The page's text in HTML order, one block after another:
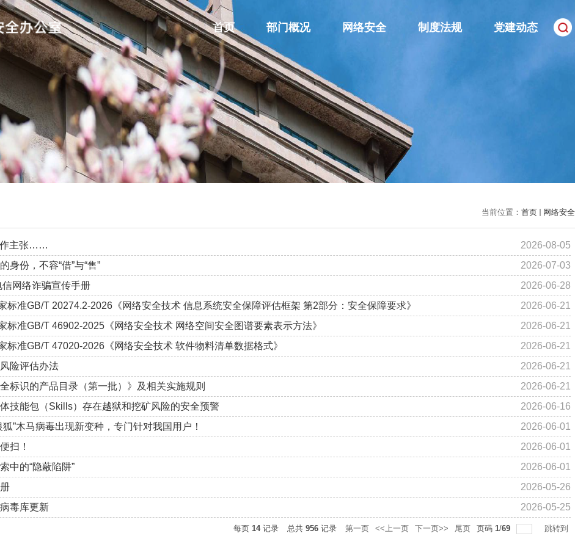
首页 部门概况 网络安全 制度法规 党建动态
当前位置： 首页 网络安全
作主张……
2026-08-05
身份，不容“借”与“售”
2026-07-03
网络诈骗宣传手册
2026-06-28
标准GB/T 20274.2-2026《网络安全技术 信息系统安全保障评估框架 第2部分：安全保障要求》
2026-06-21
标准GB/T 46902-2025《网络安全技术 网络空间安全图谱要素表示方法》
2026-06-21
标准GB/T 47020-2026《网络安全技术 软件物料清单数据格式》
2026-06-21
险评估办法
2026-06-21
全标识的产品目录（第一批）》及相关实施规则
2026-06-21
技能包（Skills）存在越狱和挖矿风险的安全预警
2026-06-16
狐”木马病毒出现新变种，专门针对我国用户！
2026-06-01
扫！​
2026-06-01
中的“隐蔽陷阱”
2026-06-01
2026-05-26
毒库更新
2026-05-25
每页 14记录 总共 956 记录 第一页 <<上一页 下一页>> 尾页 页码 1/69 跳转到